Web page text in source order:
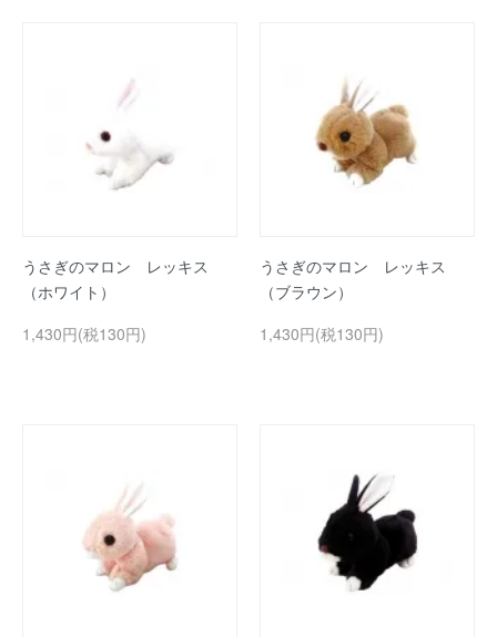
うさぎのマロン レッキス
（ホワイト）
1,430円(税130円)
うさぎのマロン レッキス
（ブラウン）
1,430円(税130円)